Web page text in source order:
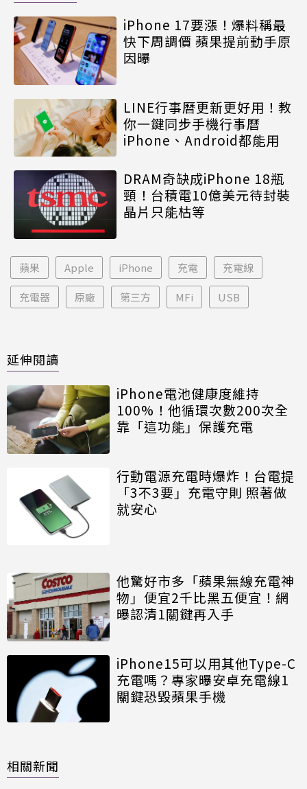
iPhone 17要漲！爆料稱最
快下周調價 蘋果提前動手原
因曝
LINE行事曆更新更好用！教
你一鍵同步手機行事曆
iPhone、Android都能用
DRAM奇缺成iPhone 18瓶
頸！台積電10億美元待封裝
晶片只能枯等
蘋果 Apple iPhone 充電 充電線
充電器 原廠 第三方 MFi USB
延伸閱讀
iPhone電池健康度維持
100%！他循環次數200次全
靠「這功能」保護充電
行動電源充電時爆炸！台電提
「3不3要」充電守則 照著做
就安心
他驚好市多「蘋果無線充電神
物」便宜2千比黑五便宜！網
曝認清1關鍵再入手
iPhone15可以用其他Type-C
充電嗎？專家曝安卓充電線1
關鍵恐毀蘋果手機
相關新聞